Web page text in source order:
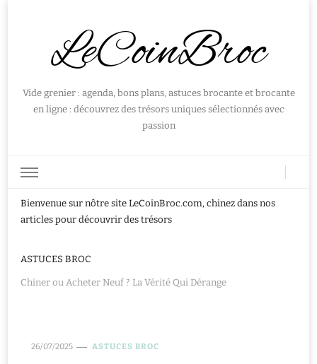
LeCoinBroc
Vide grenier : agenda, bons plans, astuces brocante et brocante
en ligne : découvrez des trésors uniques sélectionnés avec
passion
Bienvenue sur nôtre site LeCoinBroc.com, chinez dans nos
articles pour découvrir des trésors
ASTUCES BROC
Chiner ou Acheter Neuf ? La Vérité Qui Dérange
26/07/2025 ASTUCES BROC